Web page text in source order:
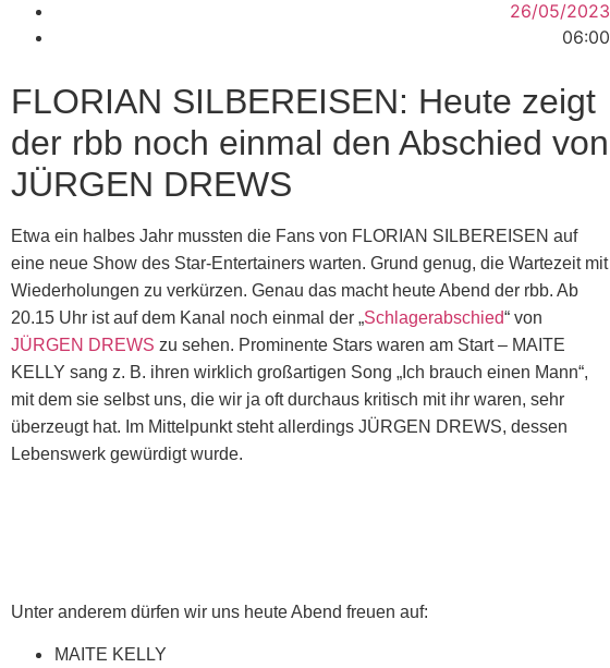
26/05/2023
06:00
FLORIAN SILBEREISEN: Heute zeigt
der rbb noch einmal den Abschied von
JÜRGEN DREWS
Etwa ein halbes Jahr mussten die Fans von FLORIAN SILBEREISEN auf
eine neue Show des Star-Entertainers warten. Grund genug, die Wartezeit mit
Wiederholungen zu verkürzen. Genau das macht heute Abend der rbb. Ab
20.15 Uhr ist auf dem Kanal noch einmal der „Schlagerabschied“ von
JÜRGEN DREWS zu sehen. Prominente Stars waren am Start – MAITE
KELLY sang z. B. ihren wirklich großartigen Song „Ich brauch einen Mann“,
mit dem sie selbst uns, die wir ja oft durchaus kritisch mit ihr waren, sehr
überzeugt hat. Im Mittelpunkt steht allerdings JÜRGEN DREWS, dessen
Lebenswerk gewürdigt wurde.
Unter anderem dürfen wir uns heute Abend freuen auf:
MAITE KELLY